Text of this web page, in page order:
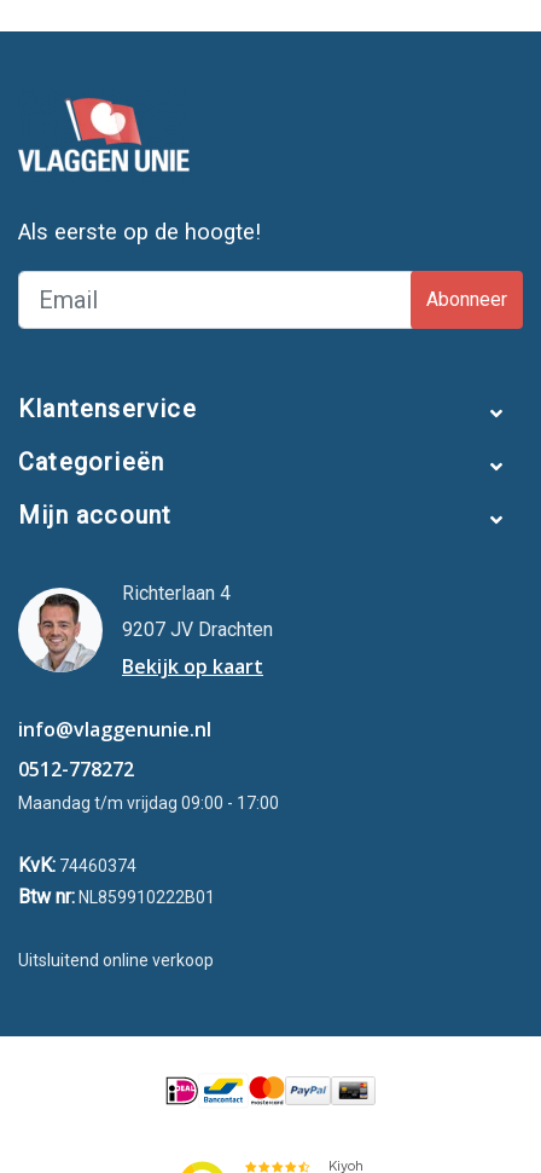
Als eerste op de hoogte!
Abonneer
Klantenservice
Categorieën
Mijn account
Richterlaan 4
9207 JV Drachten
Bekijk op kaart
info@vlaggenunie.nl
0512-778272
Maandag t/m vrijdag 09:00 - 17:00
KvK: 74460374
Btw nr: NL859910222B01
Uitsluitend online verkoop